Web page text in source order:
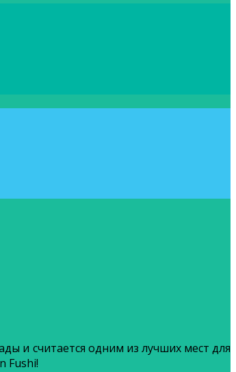
и считается одним из лучших мест для
Fushi!